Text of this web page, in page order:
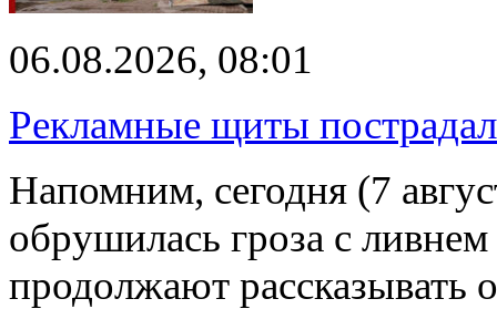
06.08.2026, 08:01
Рекламные щиты
Напомним, сегодня (7
обрушилась гроза с
продолжают рассказывать